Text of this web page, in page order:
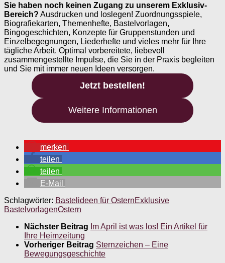
Sie haben noch keinen Zugang zu unserem Exklusiv-
Bereich? Ausdrucken und loslegen! Zuordnungsspiele,
Biografiekarten, Themenhefte, Bastelvorlagen,
Bingogeschichten, Konzepte für Gruppenstunden und
Einzelbegegnungen, Liederhefte und vieles mehr für Ihre
tägliche Arbeit. Optimal vorbereitete, liebevoll
zusammengestellte Impulse, die Sie in der Praxis begleiten
und Sie mit immer neuen Ideen versorgen.
Jetzt bestellen!
Weitere Informationen
merken
teilen
teilen
E-Mail
Schlagwörter: Bastelideen für OsternExklusive
BastelvorlagenOstern
Nächster Beitrag Im April ist was los! Ein Artikel für
Ihre Heimzeitung
Vorheriger Beitrag Sternzeichen – Eine
Bewegungsgeschichte